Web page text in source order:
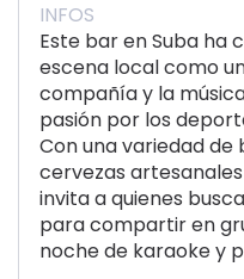
INFOS
Este bar en Suba ha
escena local como
compañía y la
pasión por los
Con una variedad de
cervezas
invita a quienes
para compartir en
noche de karaoke y